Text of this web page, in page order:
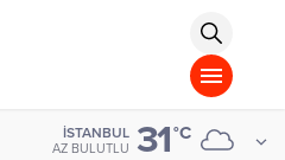
İSTANBUL
AZ BULUTLU 31°C